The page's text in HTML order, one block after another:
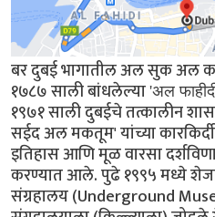
बर दुबई भागातील अल सुक अल
१७८७ साली बांधलेल्या 'अल
१९७१ साली दुबईचे तत्कालीन
सईद अल मकतूम' यांच्या
इतिहास आणि मूळ वारसा
करण्यात आले. पुढे १९९५ मध्ये
संग्रहालय (Underground